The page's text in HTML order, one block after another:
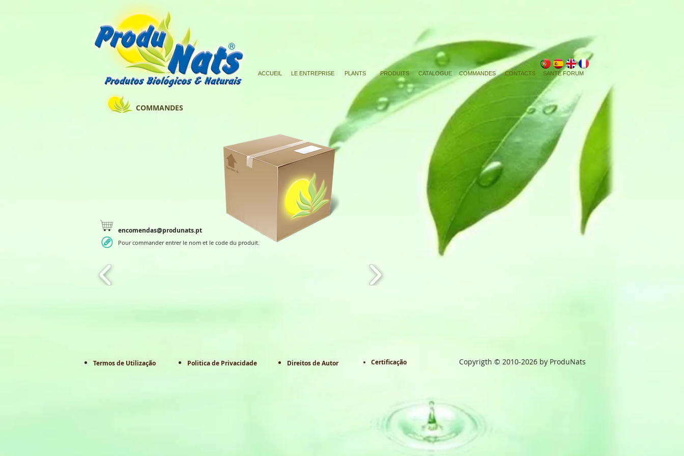
COMMANDES
ACCUEIL LE ENTREPRISE PLANTS PRODUITS CATALOGUE COMMANDES CONTACTS SANTÉ FORUM
encomendas@produnats.pt
Pour commander entrer le nom et le code du produit.
Termos de Utilização Politica de Privacidade Direitos de Autor Certificação Copyrigth © 2010-2026 by ProduNats